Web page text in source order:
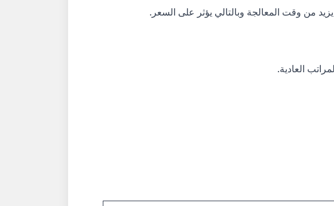
من وقت المعالجة وبالتالي يؤثر على السعر.